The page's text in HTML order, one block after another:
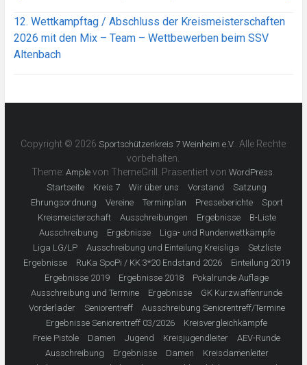
12. Wettkampftag / Abschluss der Kreismeisterschaften
2026 mit den Mix – Team – Wettbewerben beim SSV
Altenbach
Copyright © 2026Sportschützenkreis 7 Weinheim e.V. . Alle Rechte
vorbehalten.
Theme:Ample von ThemeGrill. Präsentiert vonWordPress
Startseite Kreis 7 Wir über uns Vorstand
Satzung
Ehrungsordnung
Vereine Terminplan Presseberichte
Sport
Kreismeisterschaft
Ausschreibungen Ergebnisse
B-Liste
Ausschreibung
Ergebnisse
Liga- und Rundenwettkämpfe
Liga LG/LP
Ausschreibung und Einteilung Kreisliga
Setzliste
Ergebnisse
RuKa SpoPi / KK 3*20 Endstand 2026
Einteilung 2019
Ergebnisse 2019
Ergebnisse 2018
Pokalrunde Auflage
Ausschreibung und Termine
Ergebnisse
GK Kurzwaffenrunde
Vorderlader
Seniorentreff
Ausschreibung Seniorentreff/Termine
Ergebnisse Seniorentreff 03/2026
Kreisvergleichkämpfe
Freie Pistole
Damen Jugend Kreisjugendleiter
AEV-Runde
Ausschreibung
Ergebnisse Damen
Kreisdamenleiter